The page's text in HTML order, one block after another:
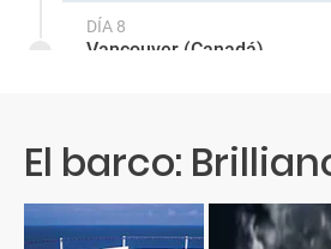
DÍA 8
Vancouver (Canadá)
El barco: